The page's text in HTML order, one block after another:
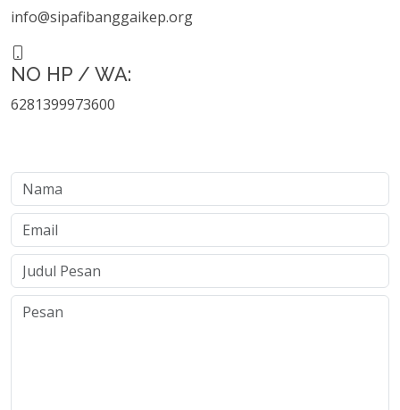
info@sipafibanggaikep.org
NO HP / WA:
6281399973600